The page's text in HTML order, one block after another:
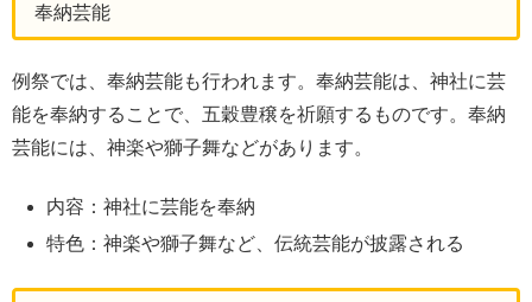
奉納芸能
例祭では、奉納芸能も行われます。奉納芸能は、神社に芸
能を奉納することで、五穀豊穣を祈願するものです。奉納
芸能には、神楽や獅子舞などがあります。
内容：神社に芸能を奉納
特色：神楽や獅子舞など、伝統芸能が披露される